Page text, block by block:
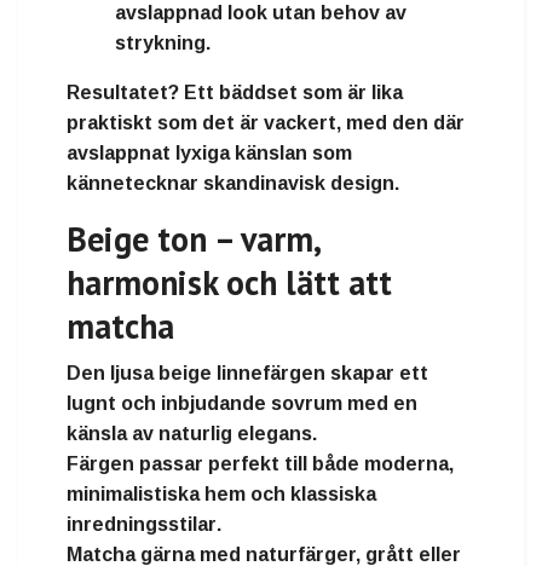
avslappnad look utan behov av
strykning.
Resultatet? Ett bäddset som är lika
praktiskt som det är vackert, med den där
avslappnat lyxiga känslan som
kännetecknar skandinavisk design.
Beige ton – varm,
harmonisk och lätt att
matcha
Den ljusa beige linnefärgen skapar ett
lugnt och inbjudande sovrum med en
känsla av naturlig elegans.
Färgen passar perfekt till både moderna,
minimalistiska hem och klassiska
inredningsstilar.
Matcha gärna med naturfärger, grått eller